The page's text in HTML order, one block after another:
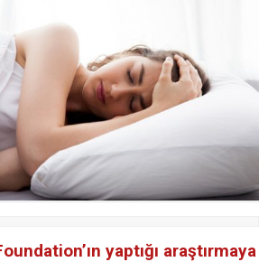
yaptığı araştırmaya